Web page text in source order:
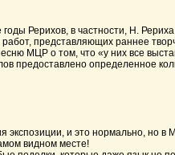
Рерихов, в частности, Н.
представляющих раннее
МЦР о том, что «у них все
предоставлено определенное
экспозиции, и это нормально, но в
видном месте!